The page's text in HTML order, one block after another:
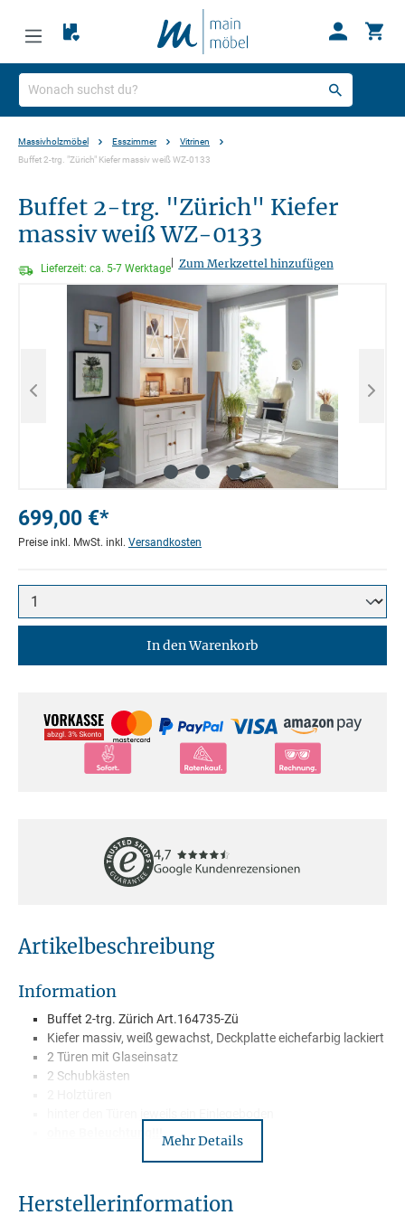
Massivholzmöbel Esszimmer
Vitrinen
Buffet 2-trg. "Zürich" Kiefer massiv weiß WZ-0133
Buffet 2-trg. "Zürich" Kiefer
massiv weiß WZ-0133
Lieferzeit: ca. 5-7 Werktage Zum Merkzettel hinzufügen
Bildergalerie überspringen
699,00 €*
Preise inkl. MwSt. inkl. Versandkosten
In den Warenkorb
Artikelbeschreibung
Information
Buffet 2-trg. Zürich Art.164735-Zü
Kiefer massiv, weiß gewachst, Deckplatte eichefarbig lackiert
2 Türen mit Glaseinsatz
2 Schubkästen
Mehr Details
Herstellerinformation